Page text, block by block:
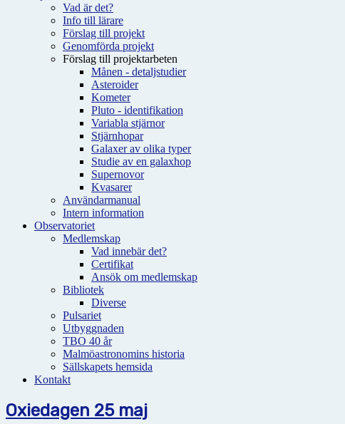
Vad är det?
Info till lärare
Förslag till projekt
Genomförda projekt
Förslag till projektarbeten
Månen - detaljstudier
Asteroider
Kometer
Pluto - identifikation
Variabla stjärnor
Stjärnhopar
Galaxer av olika typer
Studie av en galaxhop
Supernovor
Kvasarer
Användarmanual
Intern information
Observatoriet
Medlemskap
Vad innebär det?
Certifikat
Ansök om medlemskap
Bibliotek
Diverse
Pulsariet
Utbyggnaden
TBO 40 år
Malmöastronomins historia
Sällskapets hemsida
Kontakt
Oxiedagen 25 maj